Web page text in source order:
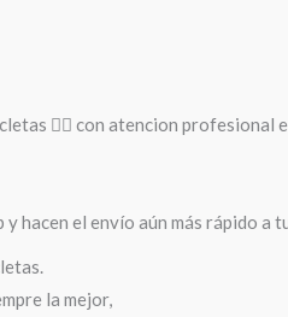
🚵‍♀️ con atencion profesional
hacen el envío aún más rápido a
la mejor,